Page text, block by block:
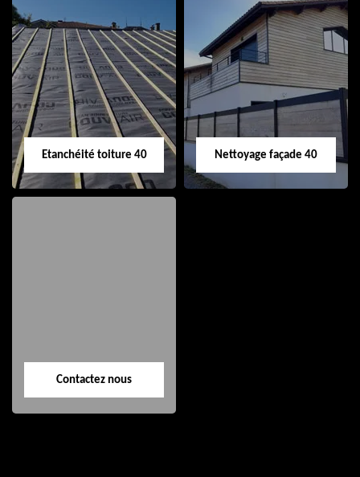
Nettoyage et pose
de gouttière 40
Réparation de
toiture 40
Etanchéité toiture 40 Nettoyage façade 40
Contactez nous